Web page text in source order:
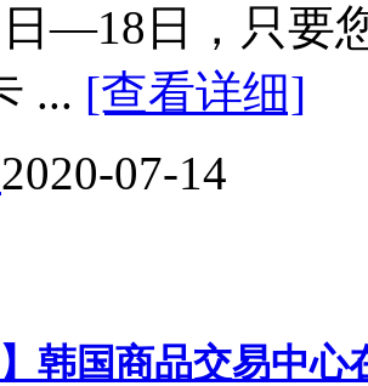
—18日，只要
... [查看详细]
2020-07-14
】韩国商品交易中